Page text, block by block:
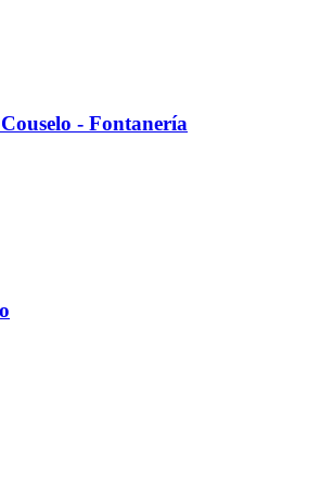
- Fontanería